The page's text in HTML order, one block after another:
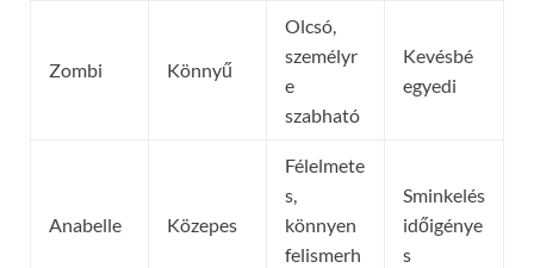
Zombi Könnyű
Olcsó,
személyr
e
szabható
Kevésbé
egyedi
Anabelle Közepes
Félelmete
s,
könnyen
felismerh
Sminkelés
időigénye
s